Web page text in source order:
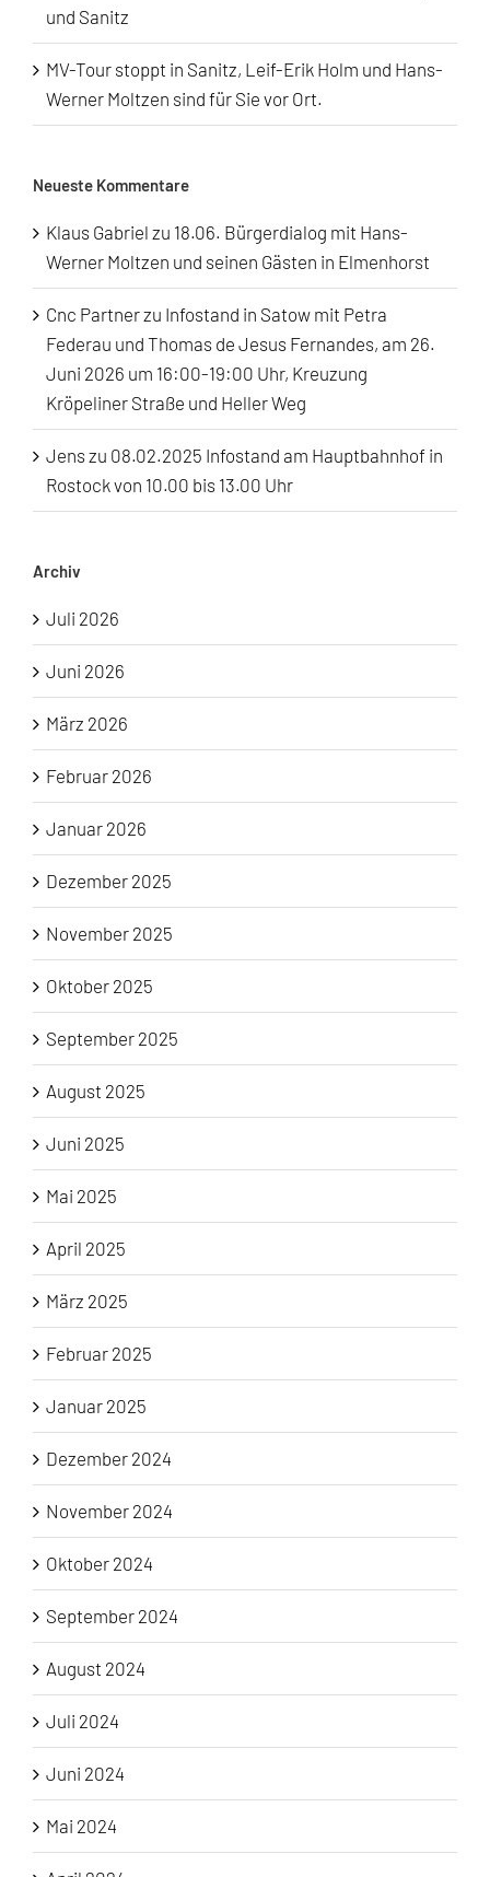
und Sanitz
MV-Tour stoppt in Sanitz, Leif-Erik Holm und Hans-
Werner Moltzen sind für Sie vor Ort.
Neueste Kommentare
Klaus Gabriel zu 18.06. Bürgerdialog mit Hans-
Werner Moltzen und seinen Gästen in Elmenhorst
Cnc Partnerzu Infostand in Satow mit Petra
Federau und Thomas de Jesus Fernandes, am 26.
Juni 2026 um 16:00-19:00 Uhr, Kreuzung
Kröpeliner Straße und Heller Weg
Jenszu 08.02.2025 Infostand am Hauptbahnhof in
Rostock von 10.00 bis 13.00 Uhr
Archiv
Juli 2026
Juni 2026
März 2026
Februar 2026
Januar 2026
Dezember 2025
November 2025
Oktober 2025
September 2025
August 2025
Juni 2025
Mai 2025
April 2025
März 2025
Februar 2025
Januar 2025
Dezember 2024
November 2024
Oktober 2024
September 2024
August 2024
Juli 2024
Juni 2024
Mai 2024